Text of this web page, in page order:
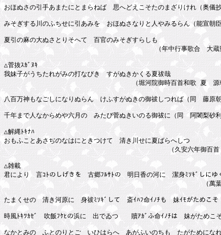
おほぬさの引手あまたにとまらねば　思へどえこそたのまざりけれ（奥儀
みそぎする川のふちせに引あみを　おほぬさなりと人やみるらん（能宣朝
夏引の麻の大ぬさとりそへて　百官のみそぎすらしも
（年中行事歌合　大蔵卿坊城
△菅抜ｽｶﾞﾇｷ
我妹子がうちたれがみの打なびき　すがぬきかくる夏祓哉
（堀河院御時百首和歌 夏　源朝臣師
八百万神もなごしになりぬらん　けふすがぬきの御祓しつれば（同　藤原
千年まで人なからめや六月の　みたび菅ぬきいのる御祓に（同　阿闍梨砂
△解縄ﾄｷﾅﾊ
おもふことあさぢのなはにときつけて　清き川せに夏ばらへしつ
（久安六年御百首　隆季
△雑載
君により　言ｺﾄのしげきを　古郷ﾌﾙｻﾄの　明日香の河に　潔身ﾐｿｷﾞしにゆ
（萬葉集 四相
たまくせの　清き河原に　身祓ﾐｿｷﾞして　斎ｲﾊﾌ命ｲﾉﾁも　妹ｲﾓがためこ
時風ﾄｷﾂｶｾﾞ　吹飯ﾌｹﾋの浜に　出でゐつゝ　贖ｱｶﾞふ命ｲﾉﾁは　妹がためこ
なかとみの　ふとのりとご　いひはらへ　あがふいのちも　たがためにな